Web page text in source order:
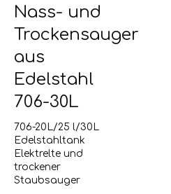
Nass- und
Trockensauger
aus
Edelstahl
706-30L
706-20L/25 l/30L
Edelstahltank
Elektrelte und
trockener
Staubsauger